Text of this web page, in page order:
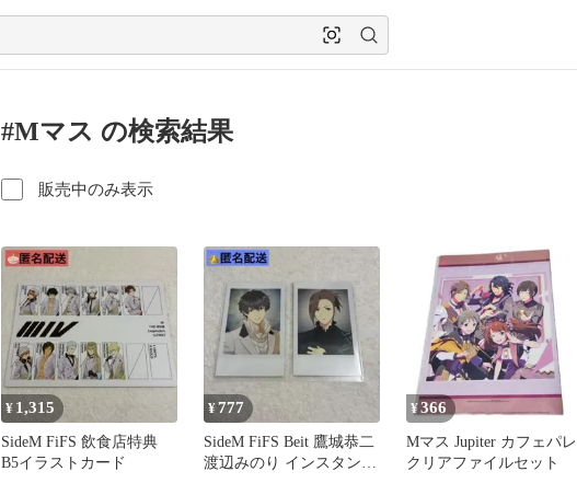
#Mマス の検索結果
販売中のみ表示
¥ 1,315
SideM FiFS 飲食店特典
B5イラストカード
¥777
SideM FiFS Beit 鷹城恭二
渡辺みのり インスタント
¥366
Mマス Jupiter カフェパレ
クリアファイルセット